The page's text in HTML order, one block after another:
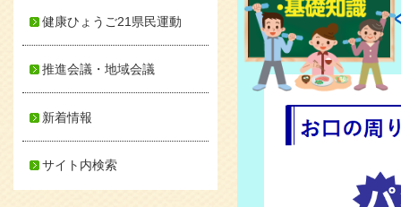
健康ひょうご21県民運動
推進会議・地域会議
新着情報
サイト内検索